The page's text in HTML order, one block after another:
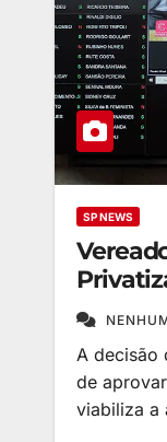
SP NEWS
A decisão
de
viabiliza a